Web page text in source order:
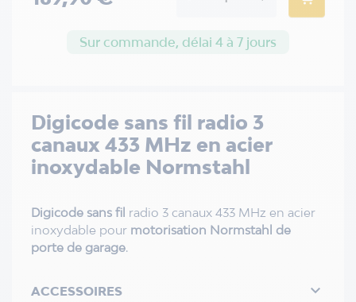
Digicode sans fil radio 3
canaux 433 MHz en acier
inoxydable Normstahl
Digicode sans fil radio 3 canaux 433 MHz en acier
inoxydable pour motorisation Normstahl de
porte de garage.
ACCESSOIRES 
Sur commande, délai 4 à 7 jours